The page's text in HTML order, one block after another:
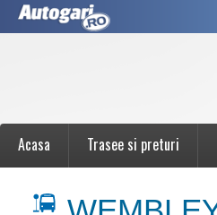
Acasa Trasee si preturi